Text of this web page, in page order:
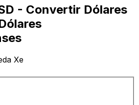
- Convertir Dólares
Xe